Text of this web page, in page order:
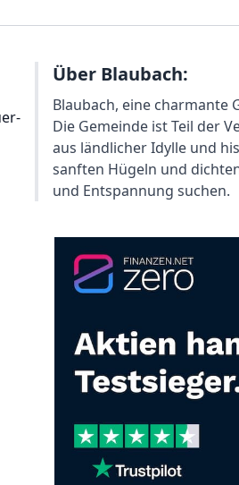
Über Blaubach:
Blaubach, eine charmante
Die Gemeinde ist Teil der
aus ländlicher Idylle und
sanften Hügeln und
und Entspannung suchen.